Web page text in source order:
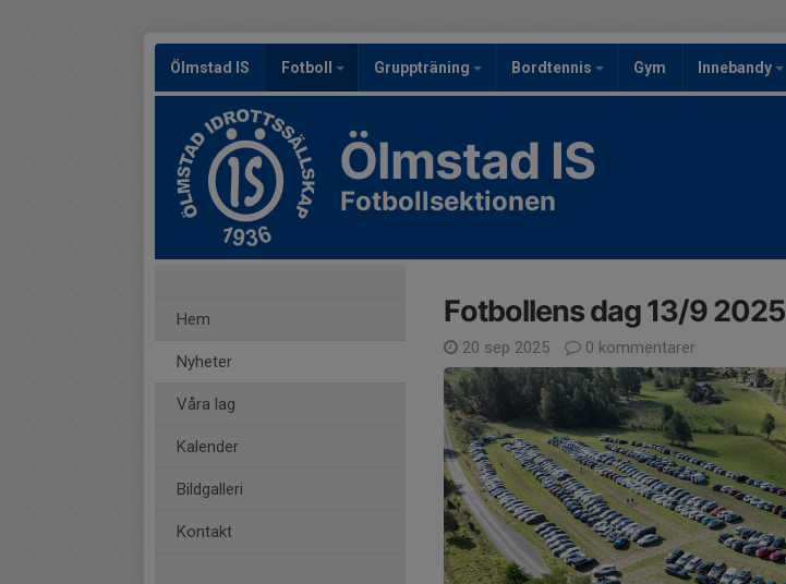
Ölmstad IS Fotboll Gruppträning Bordtennis Gym Innebandy
Ölmstad IS
Fotbollsektionen
Hem
Nyheter
Våra lag
Kalender
Bildgalleri
Kontakt
Fotbollens dag 13/9 2025
20 sep 2025 0 kommentarer